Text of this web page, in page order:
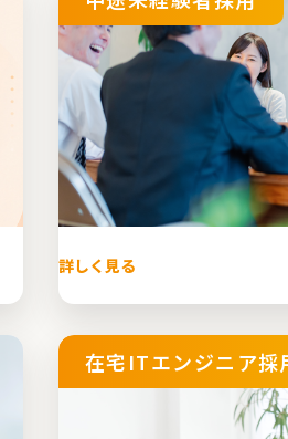
詳しく見る
在宅ITエンジニア採